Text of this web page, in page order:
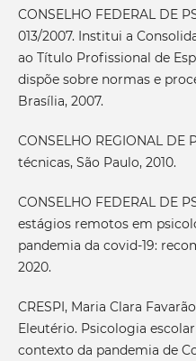
CONSELHO FEDERAL DE
013/2007. Institui a
ao Título Profissional de
dispõe sobre normas e
Brasília, 2007.
CONSELHO REGIONAL DE
técnicas, São Paulo, 2010.
CONSELHO FEDERAL DE
estágios remotos em
pandemia da covid-19:
2020.
CRESPI, Maria Clara
Eleutério. Psicologia
contexto da pandemia de